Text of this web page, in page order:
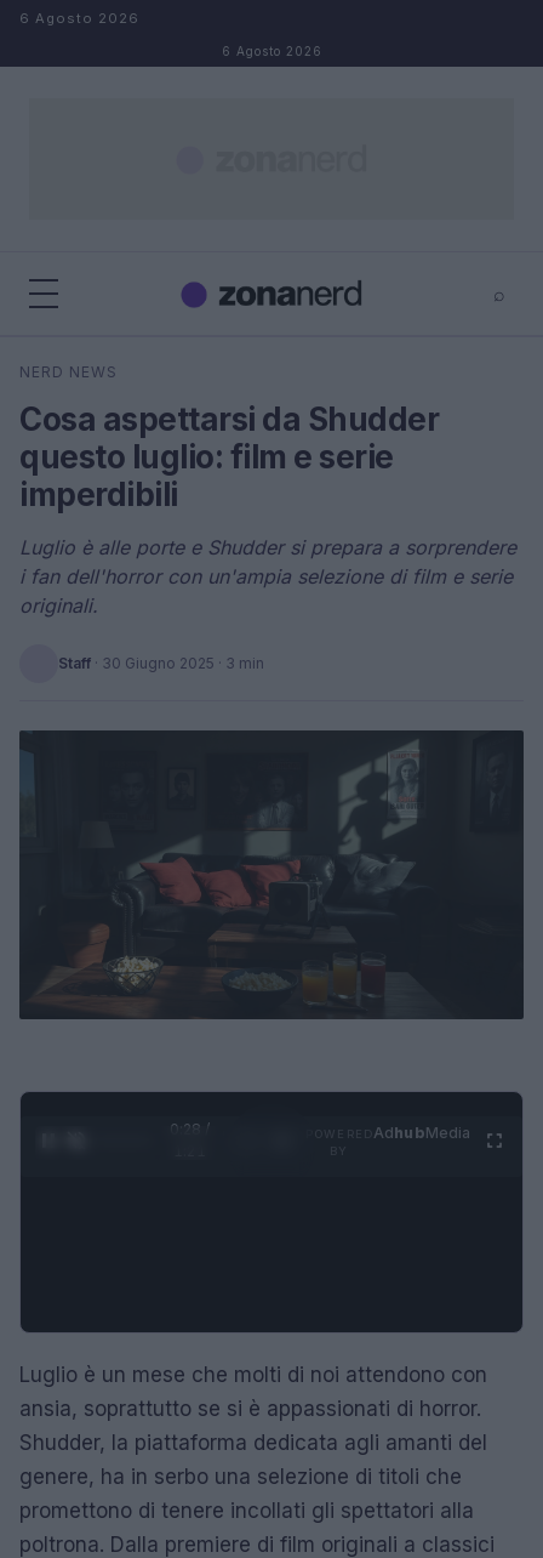
Salta al contenuto
6 Agosto 2026
6 Agosto 2026
⌕
Cerca
NERD NEWS
Cosa aspettarsi da Shudder
questo luglio: film e serie
imperdibili
Luglio è alle porte e Shudder si prepara a sorprendere
i fan dell'horror con un'ampia selezione di film e serie
originali.
Staff · 30 Giugno 2025 · 3 min
0:29 /
AdhubMedia
Luglio è un mese che molti di noi attendono con
ansia, soprattutto se si è appassionati di horror.
Shudder, la piattaforma dedicata agli amanti del
genere, ha in serbo una selezione di titoli che
promettono di tenere incollati gli spettatori alla
poltrona. Dalla premiere di film originali a classici